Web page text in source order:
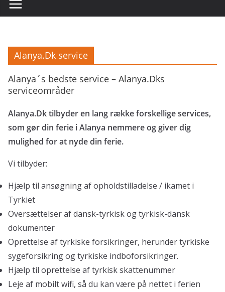
Alanya.Dk service
Alanya´s bedste service – Alanya.Dks
serviceområder
Alanya.Dk tilbyder en lang række forskellige services,
som gør din ferie i Alanya nemmere og giver dig
mulighed for at nyde din ferie.
Vi tilbyder:
Hjælp til ansøgning af opholdstilladelse / ikamet i
Tyrkiet
Oversættelser af dansk-tyrkisk og tyrkisk-dansk
dokumenter
Oprettelse af tyrkiske forsikringer, herunder tyrkiske
sygeforsikring og tyrkiske indboforsikringer.
Hjælp til oprettelse af tyrkisk skattenummer
Leje af mobilt wifi, så du kan være på nettet i ferien